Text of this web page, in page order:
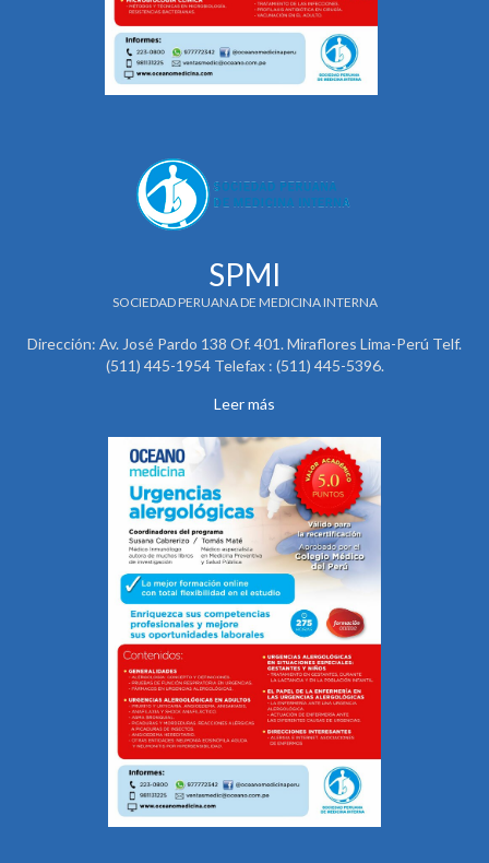
SPMI
SOCIEDAD PERUANA DE MEDICINA INTERNA
Dirección: Av. José Pardo 138 Of. 401. Miraflores Lima-Perú Telf.
(511) 445-1954 Telefax : (511) 445-5396.
Leer más